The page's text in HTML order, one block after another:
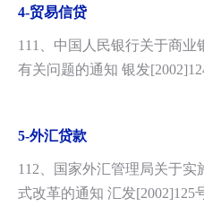
4-贸易信贷
111、中国人民银行关于商
有关问题的通知 银发
5-外汇贷款
112、国家外汇管理局关于
式改革的通知 汇发[2002]125